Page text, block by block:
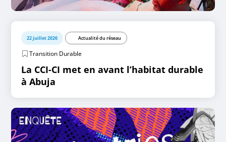
22 juillet 2026 Actualité du réseau
Transition Durable
La CCI-CI met en avant l’habitat durable
à Abuja